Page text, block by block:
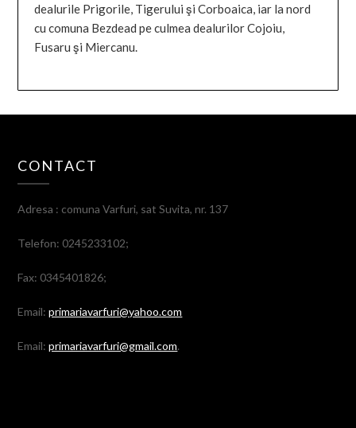
dealurile Prigorile, Tigerului şi Corboaica, iar la nord
cu comuna Bezdead pe culmea dealurilor Cojoiu,
Fusaru şi Miercanu.
CONTACT
Adresa : comuna Varfuri, sat Suvita, nr. 137
Telefon: 0245233102;
Fax: 0345401826;
Email:primariavarfuri@yahoo.com
Email:primariavarfuri@gmail.com.